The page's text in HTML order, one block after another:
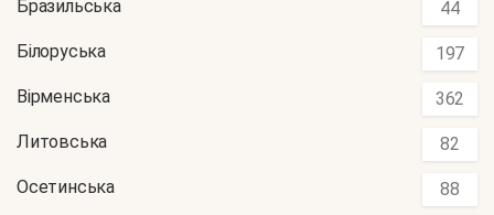
Бразильська 44
Білоруська 197
Вірменська 362
Литовська 82
Осетинська 88